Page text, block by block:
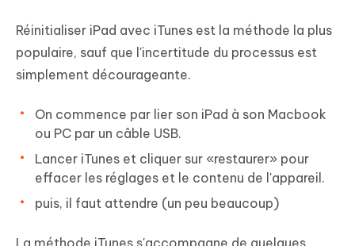
Réinitialiser iPad avec iTunes est la méthode la plus
populaire, sauf que l'incertitude du processus est
simplement décourageante.
On commence par lier son iPad à son Macbook
ou PC par un câble USB.
Lancer iTunes et cliquer sur «restaurer» pour
effacer les réglages et le contenu de l'appareil.
puis, il faut attendre (un peu beaucoup)